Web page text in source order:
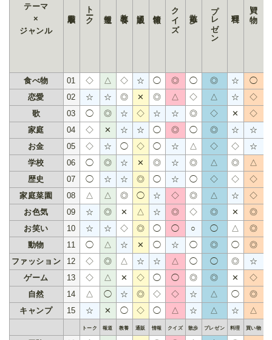
テーマ
×
ジャンル
トーク クイズ プレゼン 買い物
食べ物 01 ◇ △ ◇ ☆ ◯ ◎ ◯ ◎ ☆ ◯
恋愛
02 ☆ ☆ ◎ ✕ ◎ △ ◇ △ ☆ ◇
歌
03 ◯ ◎ ☆ ◇ ☆ ☆ ◎ ◇ ✕ ◇
家庭
04 ◇ ✕ ☆ ☆ ◯ ◎ ◯ ◎ ☆ ☆
お金
05 ◇ ☆ ◯ ◇ ◯ ☆ △ ◇ ◇ ☆
学校
06 ◯ ◎ ☆ ✕ ◎ ☆ ◎ △ ◎ △
歴史
07 ◯ ☆ ☆ ◎ ◯ ☆ ◯ ◇ ◇ ◇
家庭菜園
08 △ △ ◎ ◯ ☆ ◇ ◎ △ ☆ ◇
お色気
09 ☆ ◎ ✕ △ ☆ ◎ ◇ ◎ ✕ ◎
お笑い
10 ☆ ☆ ◇ ◎ ◯ ◯ ○ ◯ △ ◎
動物
11 ◯ △ ☆ ✕ ◯ ☆ ◯ ◎ ◯ ◎
ファッション
12 ◇ ◎ △ ☆ ☆ △ ◯ ◯ ◎ ☆
ゲーム
13 ◇ △ ✕ ◇ ◯ ◯ ◎ ◎ ✕ ◇
自然
14 △ ◯ ☆ ◎ ◇ ◇ ☆ △ ◯ ◎
キャンプ
15 ☆ ✕ ◯ ◇ ◯ △ ☆ △ ☆ △
トーク 報道 教養 通販 情報 クイズ 散歩 プレゼン 料理 買い物